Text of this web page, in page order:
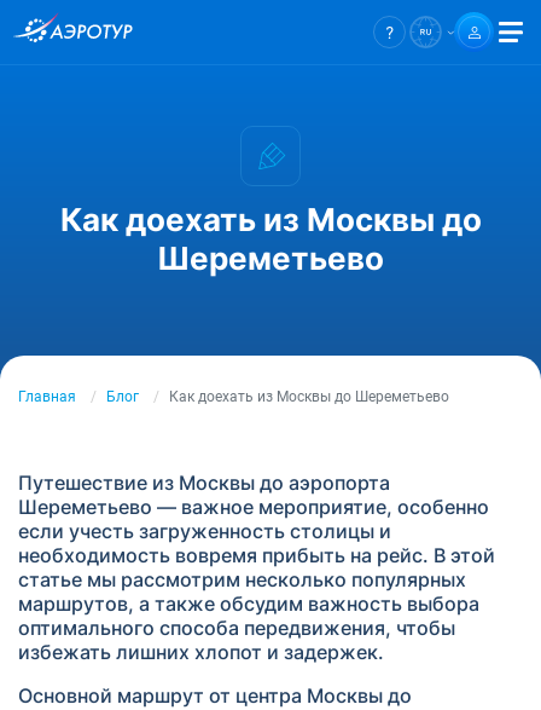
Как доехать из Москвы до
Шереметьево
Главная Блог Как доехать из Москвы до Шереметьево
Путешествие из Москвы до аэропорта
Шереметьево — важное мероприятие, особенно
если учесть загруженность столицы и
необходимость вовремя прибыть на рейс. В этой
статье мы рассмотрим несколько популярных
маршрутов, а также обсудим важность выбора
оптимального способа передвижения, чтобы
избежать лишних хлопот и задержек.
Основной маршрут от центра Москвы до